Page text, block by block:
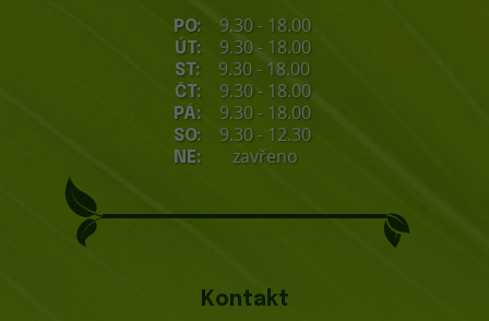
PO: 9.30 - 18.00
ÚT: 9.30 - 18.00
ST: 9.30 - 18.00
ČT: 9.30 - 18.00
PÁ: 9.30 - 18.00
SO: 9.30 - 12.30
NE: zavřeno
Kontakt